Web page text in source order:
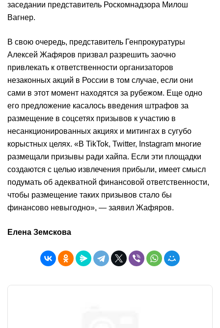
заседании представитель Роскомнадзора Милош
Вагнер.
В свою очередь, представитель Генпрокуратуры
Алексей Жафяров призвал разрешить заочно
привлекать к ответственности организаторов
незаконных акций в России в том случае, если они
сами в этот момент находятся за рубежом. Еще одно
его предложение касалось введения штрафов за
размещение в соцсетях призывов к участию в
несанкционированных акциях и митингах в сугубо
корыстных целях. «В TikTok, Twitter, Instagram многие
размещали призывы ради хайпа. Если эти площадки
создаются с целью извлечения прибыли, имеет смысл
подумать об адекватной финансовой ответственности,
чтобы размещение таких призывов стало бы
финансово невыгодно», — заявил Жафяров.
Елена Земскова